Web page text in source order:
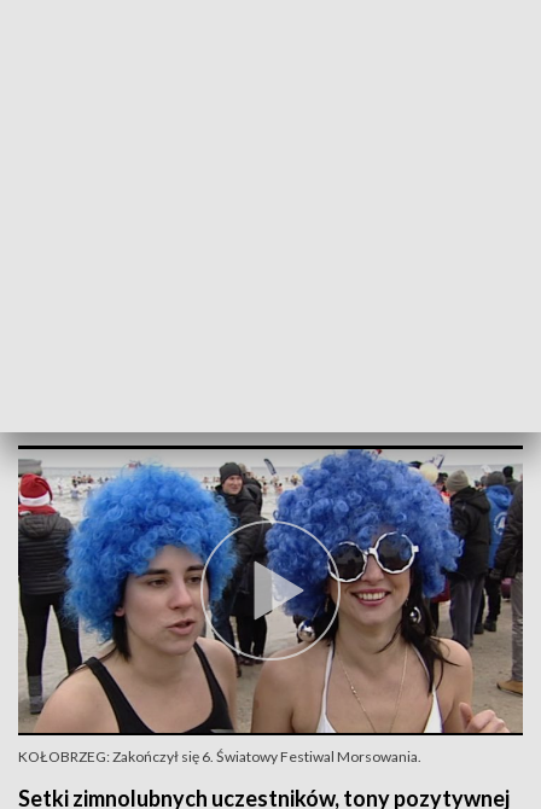
KOŁOBRZEG: Zakończył się 6. Światowy Festiwal Morsowania.
Setki zimnolubnych uczestników, tony pozytywnej